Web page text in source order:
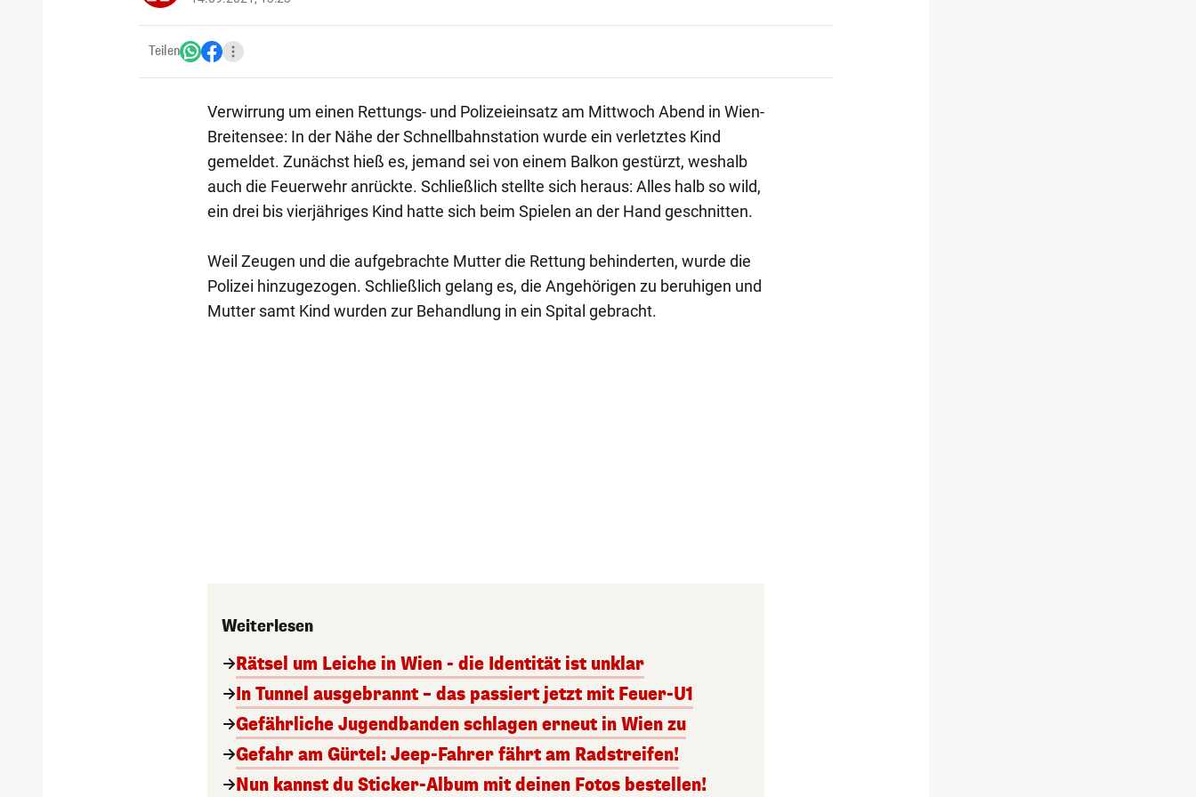
Teilen
Verwirrung um einen Rettungs- und Polizeieinsatz am Mittwoch Abend in Wien-
Breitensee: In der Nähe der Schnellbahnstation wurde ein verletztes Kind
gemeldet. Zunächst hieß es, jemand sei von einem Balkon gestürzt, weshalb
auch die Feuerwehr anrückte. Schließlich stellte sich heraus: Alles halb so wild,
ein drei bis vierjähriges Kind hatte sich beim Spielen an der Hand geschnitten.
Weil Zeugen und die aufgebrachte Mutter die Rettung behinderten, wurde die
Polizei hinzugezogen. Schließlich gelang es, die Angehörigen zu beruhigen und
Mutter samt Kind wurden zur Behandlung in ein Spital gebracht.
Weiterlesen
Rätsel um Leiche in Wien - die Identität ist unklar
In Tunnel ausgebrannt – das passiert jetzt mit Feuer-U1
Gefährliche Jugendbanden schlagen erneut in Wien zu
Gefahr am Gürtel: Jeep-Fahrer fährt am Radstreifen!
Nun kannst du Sticker-Album mit deinen Fotos bestellen!